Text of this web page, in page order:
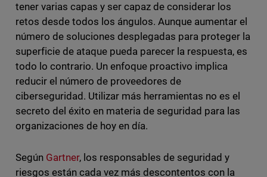
tener varias capas y ser capaz de considerar los
retos desde todos los ángulos. Aunque aumentar el
número de soluciones desplegadas para proteger la
superficie de ataque pueda parecer la respuesta, es
todo lo contrario. Un enfoque proactivo implica
reducir el número de proveedores de
ciberseguridad. Utilizar más herramientas no es el
secreto del éxito en materia de seguridad para las
organizaciones de hoy en día.
Según Gartner, los responsables de seguridad y
riesgos están cada vez más descontentos con la